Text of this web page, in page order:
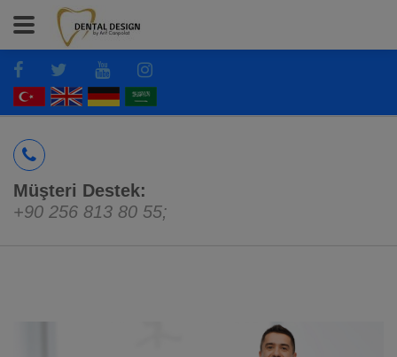
Müşteri Destek:
+90 256 813 80 55;